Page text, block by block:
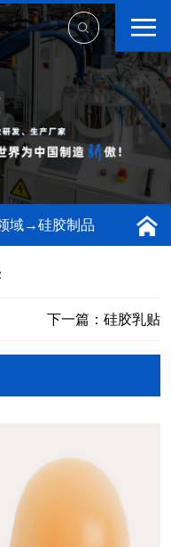
域→硅胶制品
下一篇：硅胶乳贴